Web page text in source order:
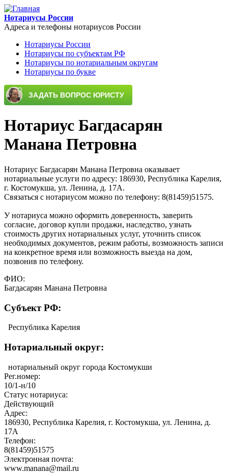
Перейти к основному содержанию
Нотариусы России
Адреса и телефоны нотариусов России
Main menu
Нотариусы России
Нотариусы по субъектам РФ
Нотариусы по нотариальным округам
Нотариусы по букве
Нотариус Багдасарян
Манана Петровна
Нотариус Багдасарян Манана Петровна оказывает
нотариальные услуги по адресу: 186930, Республика Карелия,
г. Костомукша, ул. Ленина, д. 17А.
Связаться с нотариусом можно по телефону: 8(81459)51575.
У нотариуса можно оформить доверенность, заверить
согласие, договор купли продажи, наследство, узнать
стоимость других нотариальных услуг, уточнить список
необходимых документов, режим работы, возможность записи
на конкретное время или возможность выезда на дом,
позвонив по телефону.
ФИО:
Багдасарян Манана Петровна
Cубъект РФ:
Республика Карелия
Нотариальный округ:
нотариальный округ города Костомукши
Рег.номер:
10/1-н/10
Статус нотариуса:
Действующий
Адрес:
186930, Республика Карелия, г. Костомукша, ул. Ленина, д.
17А
Телефон:
8(81459)51575
Электронная почта:
www.manana@mail.ru